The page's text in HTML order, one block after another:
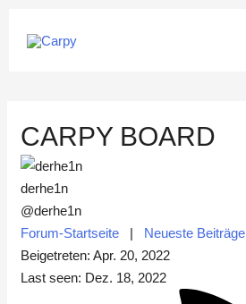
Inhalt
CARPY BOARD
derhe1n
@derhe1n
Forum-Startseite | Neueste Beiträge
Beigetreten: Apr. 20, 2022
Last seen: Dez. 18, 2022